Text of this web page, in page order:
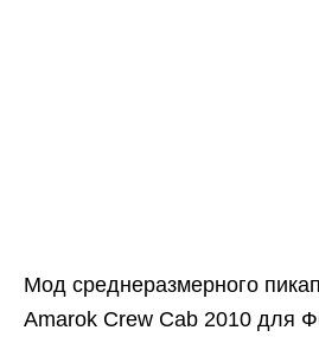
Мод среднеразмерного
Amarok Crew Cab 2010 для